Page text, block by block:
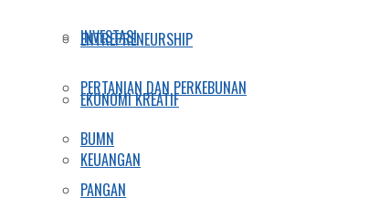
INVESTASI
PERTANIAN DAN PERKEBUNAN
BUMN
PANGAN
ENTREPRENEURSHIP
EKONOMI KREATIF
KEUANGAN